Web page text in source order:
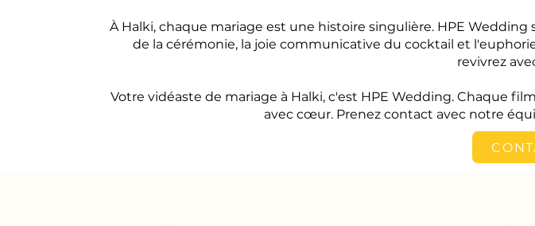
À Halki, chaque mariage est une histoire singulière. HPE
de la cérémonie, la joie communicative du cocktail et
revivrez
Votre vidéaste de mariage à Halki, c'est HPE Wedding. Chaque
avec cœur. Prenez contact avec notre